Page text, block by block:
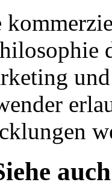
auch